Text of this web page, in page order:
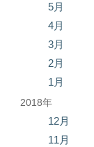
5月
4月
3月
2月
1月
2018年
12月
11月